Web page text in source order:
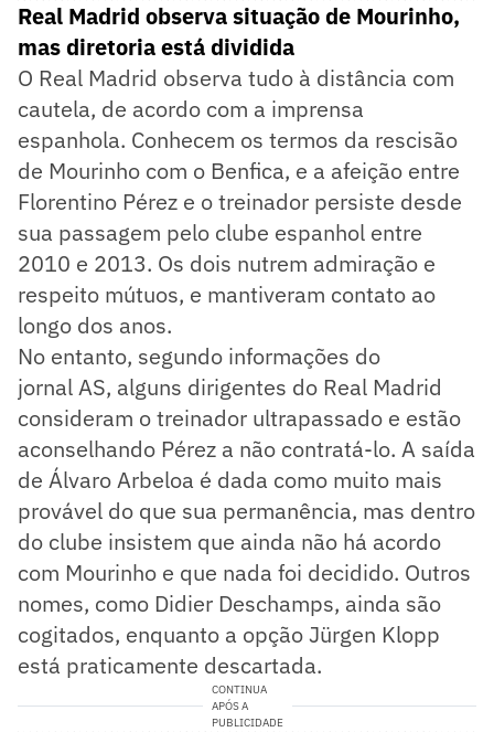
Real Madrid observa situação de Mourinho,
mas diretoria está dividida
O Real Madrid observa tudo à distância com
cautela, de acordo com a imprensa
espanhola. Conhecem os termos da rescisão
de Mourinho com o Benfica, e a afeição entre
Florentino Pérez e o treinador persiste desde
sua passagem pelo clube espanhol entre
2010 e 2013. Os dois nutrem admiração e
respeito mútuos, e mantiveram contato ao
longo dos anos.
No entanto, segundo informações do
jornal AS, alguns dirigentes do Real Madrid
consideram o treinador ultrapassado e estão
aconselhando Pérez a não contratá-lo. A saída
de Álvaro Arbeloa é dada como muito mais
provável do que sua permanência, mas dentro
do clube insistem que ainda não há acordo
com Mourinho e que nada foi decidido. Outros
nomes, como Didier Deschamps, ainda são
cogitados, enquanto a opção Jürgen Klopp
está praticamente descartada.
CONTINUA
APÓS A
PUBLICIDADE